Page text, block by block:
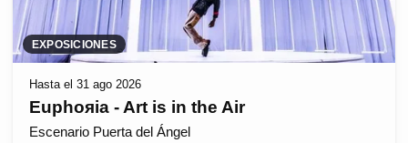
EXPOSICIONES
Hasta el 31 ago 2026
Euphoяia - Art is in the Air
Escenario Puerta del Ángel